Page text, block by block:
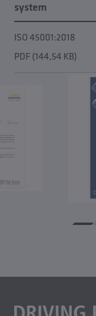
system
ISO 45001:2018
PDF (144,54 KB)